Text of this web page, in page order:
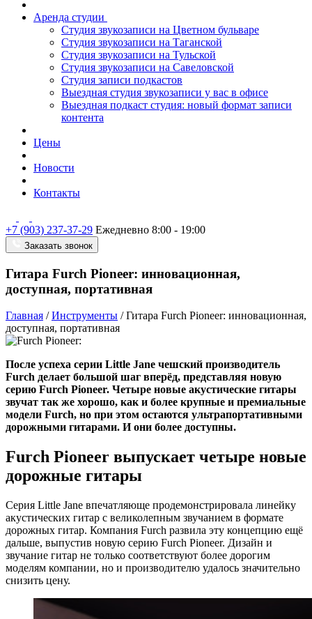
Аренда студии
Студия звукозаписи на Цветном бульваре
Студия звукозаписи на Таганской
Студия звукозаписи на Тульской
Студия звукозаписи на Савеловской
Студия записи подкастов
Выездная студия звукозаписи у вас в офисе
Выездная подкаст студия: новый формат записи
контента
Цены
Новости
Контакты
+7 (903) 237-37-29 Ежедневно 8:00 - 19:00
Заказать звонок
Гитара Furch Pioneer: инновационная,
доступная, портативная
Главная /Инструменты /Гитара Furch Pioneer: инновационная,
доступная, портативная
После успеха серии Little Jane чешский производитель
Furch делает большой шаг вперёд, представляя новую
серию Furch Pioneer. Четыре новые акустические гитары
звучат так же хорошо, как и более крупные и премиальные
модели Furch, но при этом остаются ультрапортативными
дорожными гитарами. И они более доступны.
Furch Pioneer выпускает четыре новые
дорожные гитары
Серия Little Jane впечатляюще продемонстрировала линейку
акустических гитар с великолепным звучанием в формате
дорожных гитар. Компания Furch развила эту концепцию ещё
дальше, выпустив новую серию Furch Pioneer. Дизайн и
звучание гитар не только соответствуют более дорогим
моделям компании, но и производителю удалось значительно
снизить цену.